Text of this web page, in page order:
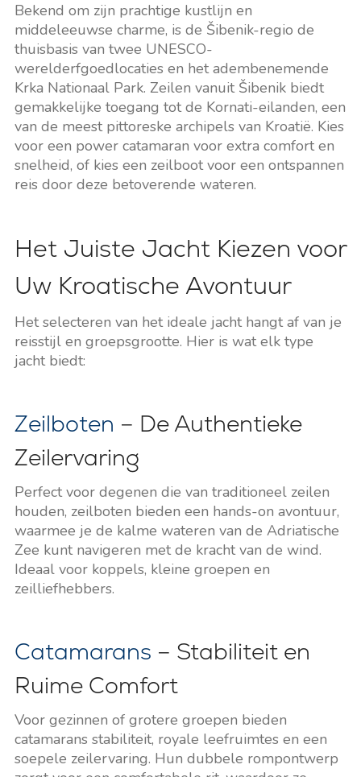
Bekend om zijn prachtige kustlijn en
middeleeuwse charme, is de Šibenik-regio de
thuisbasis van twee UNESCO-
werelderfgoedlocaties en het adembenemende
Krka Nationaal Park. Zeilen vanuit Šibenik biedt
gemakkelijke toegang tot de Kornati-eilanden, een
van de meest pittoreske archipels van Kroatië. Kies
voor een power catamaran voor extra comfort en
snelheid, of kies een zeilboot voor een ontspannen
reis door deze betoverende wateren.
Het Juiste Jacht Kiezen voor
Uw Kroatische Avontuur
Het selecteren van het ideale jacht hangt af van je
reisstijl en groepsgrootte. Hier is wat elk type
jacht biedt:
Zeilboten – De Authentieke
Zeilervaring
Perfect voor degenen die van traditioneel zeilen
houden, zeilboten bieden een hands-on avontuur,
waarmee je de kalme wateren van de Adriatische
Zee kunt navigeren met de kracht van de wind.
Ideaal voor koppels, kleine groepen en
zeilliefhebbers.
Catamarans – Stabiliteit en
Ruime Comfort
Voor gezinnen of grotere groepen bieden
catamarans stabiliteit, royale leefruimtes en een
soepele zeilervaring. Hun dubbele rompontwerp